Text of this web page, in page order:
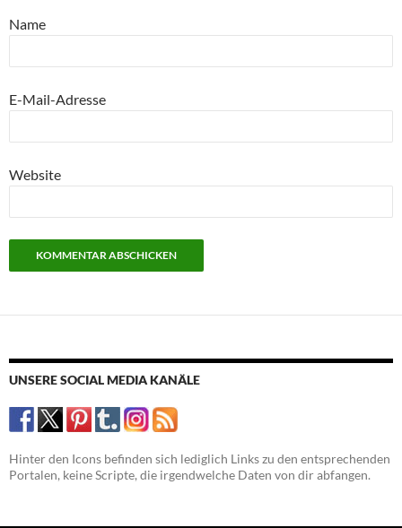
Name
E-Mail-Adresse
Website
UNSERE SOCIAL MEDIA KANÄLE
Hinter den Icons befinden sich lediglich Links zu den entsprechenden
Portalen, keine Scripte, die irgendwelche Daten von dir abfangen.